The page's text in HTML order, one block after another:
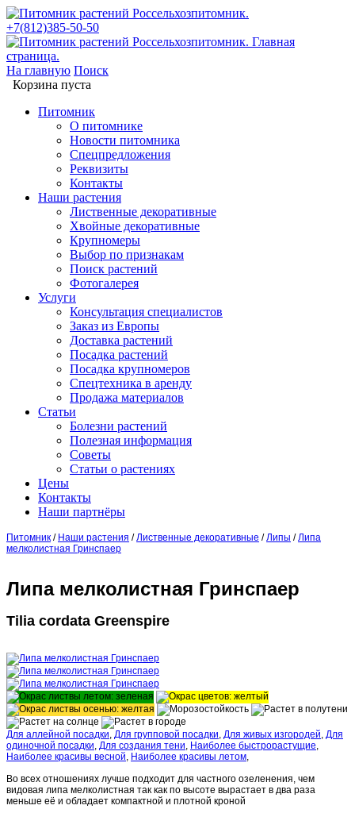
+7(812)385-50-50
На главную Поиск
Корзина пуста
Питомник
О питомнике
Новости питомника
Спецпредложения
Реквизиты
Контакты
Наши растения
Лиственные декоративные
Хвойные декоративные
Крупномеры
Выбор по признакам
Поиск растений
Фотогалерея
Услуги
Консультация специалистов
Заказ из Европы
Доставка растений
Посадка растений
Посадка крупномеров
Спецтехника в аренду
Продажа материалов
Статьи
Болезни растений
Полезная информация
Советы
Статьи о растениях
Цены
Контакты
Наши партнёры
Питомник / Наши растения /Лиственные декоративные /Липы /Липа
мелколистная Гринспаер
Липа мелколистная Гринспаер
Tilia cordata Greenspire
Для аллейной посадки, Для групповой посадки, Для живых изгородей, Для
одиночной посадки, Для создания тени, Наиболее быстрорастущие,
Наиболее красивы весной, Наиболее красивы летом,
Во всех отношениях лучше подходит для частного озеленения, чем
видовая липа мелколистная так как по высоте вырастает в два раза
меньше её и обладает компактной и плотной кроной